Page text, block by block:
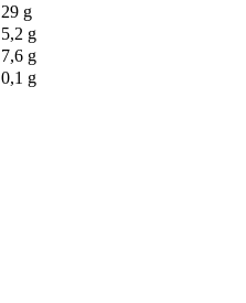
29 g
5,2 g
7,6 g
0,1 g